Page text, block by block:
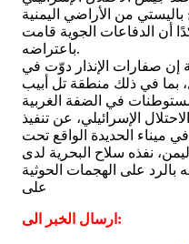
باليستي من الأراضي اليمنية
أن الدفاعات الجوية قامت
باعتراضه.
إن صفارات الإنذار دوّت في
بما في ذلك منطقة تل أبيب
الإسرائيلي، عن تنفيذ
الحديدة الواقع تحت
نفذه سلاح البحرية لدى
بالرد على الهجمات الحوثية
على
ارسال الخبر الى: